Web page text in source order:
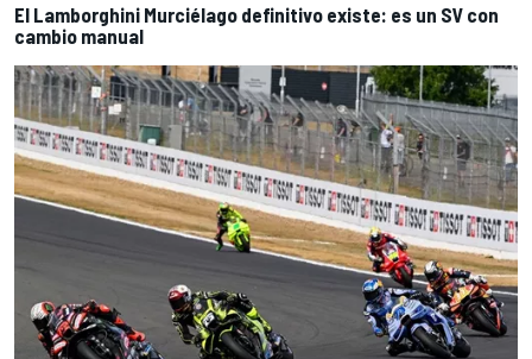
El Lamborghini Murciélago definitivo existe: es un SV con
cambio manual